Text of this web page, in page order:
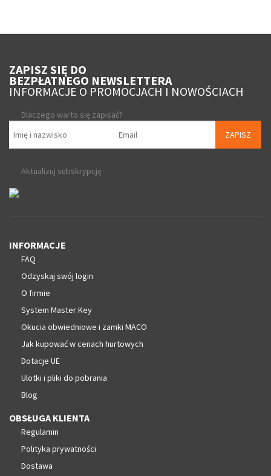
ZAPISZ SIĘ DO
BEZPŁATNEGO NEWSLETTERA
INFORMACJE O PROMOCJACH I NOWOŚCIACH
Dlaczego warto się zapisać?
ZAPISZ
Aktualizuj subskrypcję
INFORMACJE
FAQ
Odzyskaj swój login
O firmie
System Master Key
Okucia obwiedniowe i zamki MACO
Jak kupować w cenach hurtowych
Dotacje UE
Ulotki i pliki do pobrania
Blog
OBSŁUGA KLIENTA
Regulamin
Polityka prywatności
Dostawa